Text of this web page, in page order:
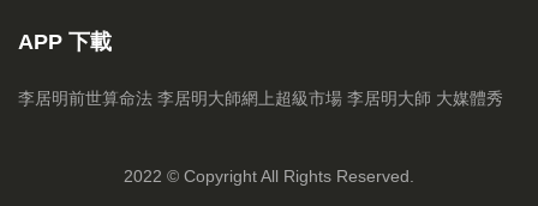
APP 下載
李居明前世算命法 李居明大師網上超級市場 李居明大師 大媒體秀
2022 © Copyright All Rights Reserved.